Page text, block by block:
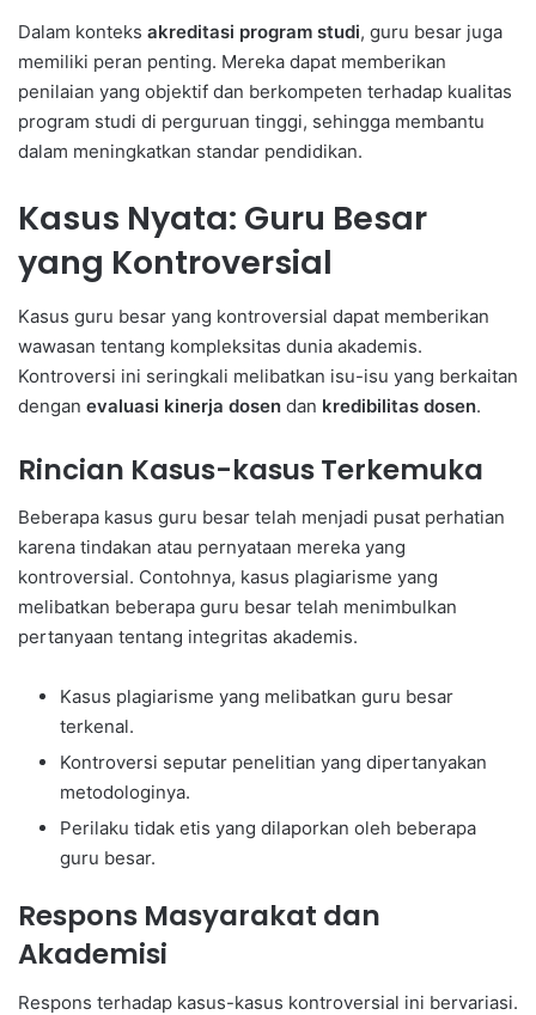
Dalam konteks akreditasi program studi, guru besar juga
memiliki peran penting. Mereka dapat memberikan
penilaian yang objektif dan berkompeten terhadap kualitas
program studi di perguruan tinggi, sehingga membantu
dalam meningkatkan standar pendidikan.
Kasus Nyata: Guru Besar
yang Kontroversial
Kasus guru besar yang kontroversial dapat memberikan
wawasan tentang kompleksitas dunia akademis.
Kontroversi ini seringkali melibatkan isu-isu yang berkaitan
dengan evaluasi kinerja dosen dan kredibilitas dosen.
Rincian Kasus-kasus Terkemuka
Beberapa kasus guru besar telah menjadi pusat perhatian
karena tindakan atau pernyataan mereka yang
kontroversial. Contohnya, kasus plagiarisme yang
melibatkan beberapa guru besar telah menimbulkan
pertanyaan tentang integritas akademis.
Kasus plagiarisme yang melibatkan guru besar
terkenal.
Kontroversi seputar penelitian yang dipertanyakan
metodologinya.
Perilaku tidak etis yang dilaporkan oleh beberapa
guru besar.
Respons Masyarakat dan
Akademisi
Respons terhadap kasus-kasus kontroversial ini bervariasi.